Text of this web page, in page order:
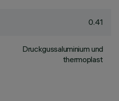
0.41
Druckgussaluminium und
thermoplast